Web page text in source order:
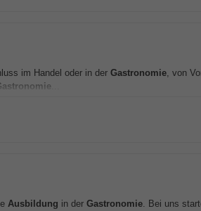
im Handel oder in der Gastronomie, von
Ausbildung in der Gastronomie. Bei uns